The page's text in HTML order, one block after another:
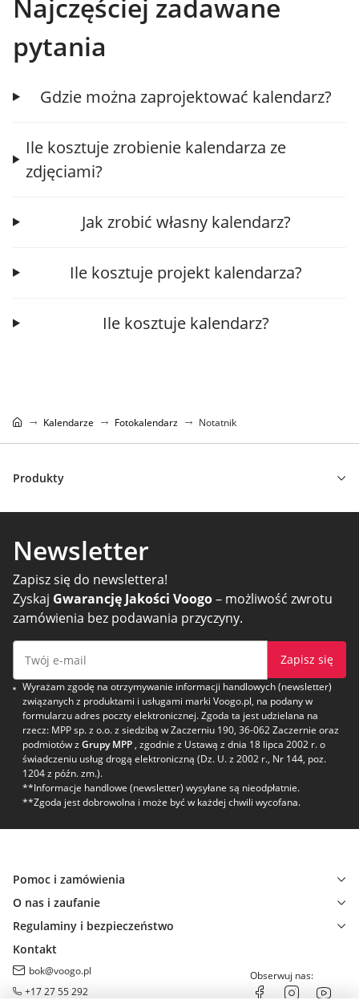
Najczęściej zadawane
pytania
Gdzie można zaprojektować kalendarz?
Ile kosztuje zrobienie kalendarza ze
zdjęciami?
Jak zrobić własny kalendarz?
Ile kosztuje projekt kalendarza?
Ile kosztuje kalendarz?
Kalendarze Fotokalendarz Notatnik
Produkty
Newsletter
Zapisz się do newslettera!
Zyskaj Gwarancję Jakości Voogo– możliwość zwrotu
zamówienia bez podawania przyczyny.
Zapisz się
Wyrażam zgodę na otrzymywanie informacji handlowych (newsletter)
związanych z produktami i usługami marki Voogo.pl, na podany w
formularzu adres poczty elektronicznej. Zgoda ta jest udzielana na
rzecz: MPP sp. z o.o. z siedzibą w Zaczerniu 190, 36-062 Zaczernie oraz
podmiotów z Grupy MPP , zgodnie z Ustawą z dnia 18 lipca 2002 r. o
świadczeniu usług drogą elektroniczną (Dz. U. z 2002 r., Nr 144, poz.
1204 z późn. zm.).
**Informacje handlowe (newsletter) wysyłane są nieodpłatnie.
**Zgoda jest dobrowolna i może być w każdej chwili wycofana.
Pomoc i zamówienia
O nas i zaufanie
Regulaminy i bezpieczeństwo
Kontakt
bok@voogo.pl
+17 27 55 292
Obserwuj nas: